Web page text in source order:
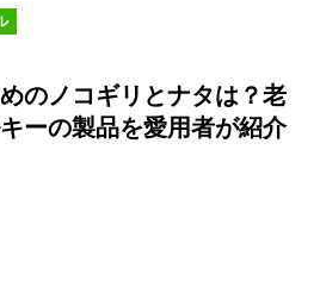
のノコギリとナタは？老
ーの製品を愛用者が紹介